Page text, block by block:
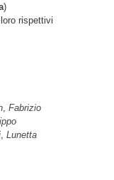
)
rispettivi
Fabrizio
Lunetta